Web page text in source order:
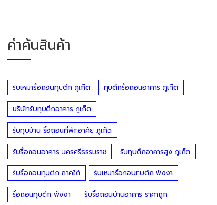
คำค้นสินค้า
รับเหมารื้อถอนทุบตึก ภูเก็ต ทุบตึกรื้อถอนอาคาร ภูเก็ต
บริษัทรับทุบตึกอาคาร ภูเก็ต
รับทุบบ้าน รื้อถอนที่พักอาศัย ภูเก็ต
รับรื้อถอนอาคาร นครศรีธรรมราช รับทุบตึกอาคารสูง ภูเก็ต
รับรื้อถอนทุบตึก ภาคใต้ รับเหมารื้อถอนทุบตึก พังงา
รื้อถอนทุบตึก พังงา รับรื้อถอนบ้านอาคาร ราคาถูก